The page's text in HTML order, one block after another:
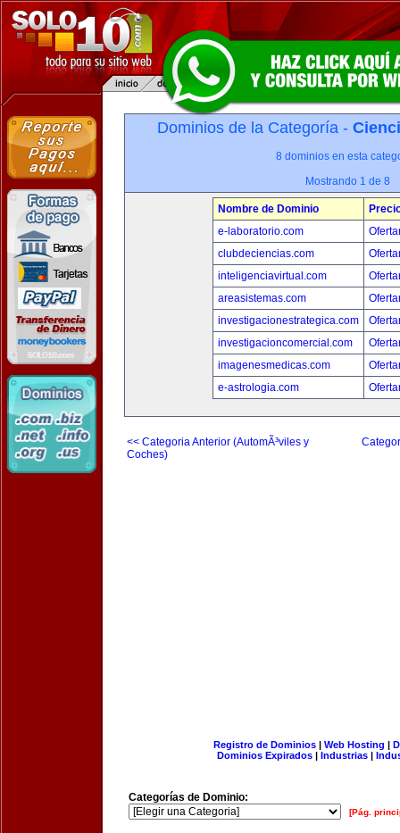
Dominios de la Categoría -
8 dominios en esta
Mostrando 1 de 8
Nombre de Dominio
e-laboratorio.com
clubdeciencias.com
inteligenciavirtual.com
areasistemas.com
investigacionestrategica.com
investigacioncomercial.com
imagenesmedicas.com
e-astrologia.com
<< Categoria Anterior (AutomÃ³viles y
Coches)
Registro de Dominios| Web Hosting |
Dominios Expirados | Industrias |
Categorías de Dominio:
[Pág.